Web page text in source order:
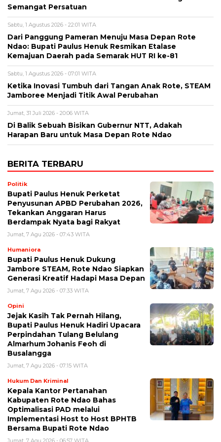
Semangat Persatuan
Sabtu, 1 Agustus 2026 - 22:01 WITA
Dari Panggung Pameran Menuju Masa Depan Rote
Ndao: Bupati Paulus Henuk Resmikan Etalase
Kemajuan Daerah pada Semarak HUT RI ke-81
Sabtu, 1 Agustus 2026 - 07:01 WITA
Ketika Inovasi Tumbuh dari Tangan Anak Rote, STEAM
Jamboree Menjadi Titik Awal Perubahan
Jumat, 31 Juli 2026 - 20:06 WITA
Di Balik Sebuah Bisikan Gubernur NTT, Adakah
Harapan Baru untuk Masa Depan Rote Ndao
BERITA TERBARU
Politik
Bupati Paulus Henuk Perketat
Penyusunan APBD Perubahan 2026,
Tekankan Anggaran Harus
Berdampak Nyata bagi Rakyat
Jumat, 7 Agu 2026 - 07:43 WITA
Humaniora
Bupati Paulus Henuk Dukung
Jambore STEAM, Rote Ndao Siapkan
Generasi Kreatif Hadapi Masa Depan
Jumat, 7 Agu 2026 - 07:33 WITA
Opini
Jejak Kasih Tak Pernah Hilang,
Bupati Paulus Henuk Hadiri Upacara
Perpindahan Tulang Belulang
Almarhum Johanis Feoh di
Busalangga
Jumat, 7 Agu 2026 - 07:15 WITA
Hukum Dan Kriminal
Kepala Kantor Pertanahan
Kabupaten Rote Ndao Bahas
Optimalisasi PAD melalui
Implementasi Host to Host BPHTB
Bersama Bupati Rote Ndao
Jumat, 7 Agu 2026 - 06:57 WITA